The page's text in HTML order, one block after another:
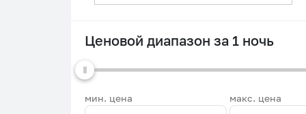
Ценовой диапазон за 1 ночь
мин. цена макс. цена